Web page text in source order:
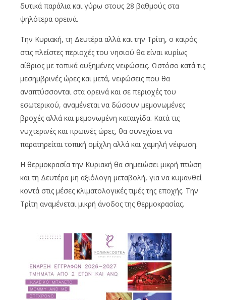
δυτικά παράλια και γύρω στους 28 βαθμούς στα
ψηλότερα ορεινά.
Την Κυριακή, τη Δευτέρα αλλά και την Τρίτη, ο καιρός
στις πλείστες περιοχές του νησιού θα είναι κυρίως
αίθριος με τοπικά αυξημένες νεφώσεις. Ωστόσο κατά τις
μεσημβρινές ώρες και μετά, νεφώσεις που θα
αναπτύσσονται στα ορεινά και σε περιοχές του
εσωτερικού, αναμένεται να δώσουν μεμονωμένες
βροχές αλλά και μεμονωμένη καταιγίδα. Κατά τις
νυχτερινές και πρωινές ώρες, θα συνεχίσει να
παρατηρείται τοπική ομίχλη αλλά και χαμηλή νέφωση.
Η θερμοκρασία την Κυριακή θα σημειώσει μικρή πτώση
και τη Δευτέρα μη αξιόλογη μεταβολή, για να κυμανθεί
κοντά στις μέσες κλιματολογικές τιμές της εποχής. Την
Τρίτη αναμένεται μικρή άνοδος της θερμοκρασίας.